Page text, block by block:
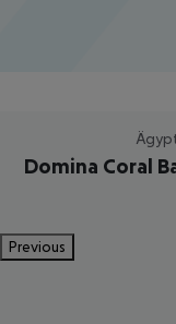
Domina Coral
Previous